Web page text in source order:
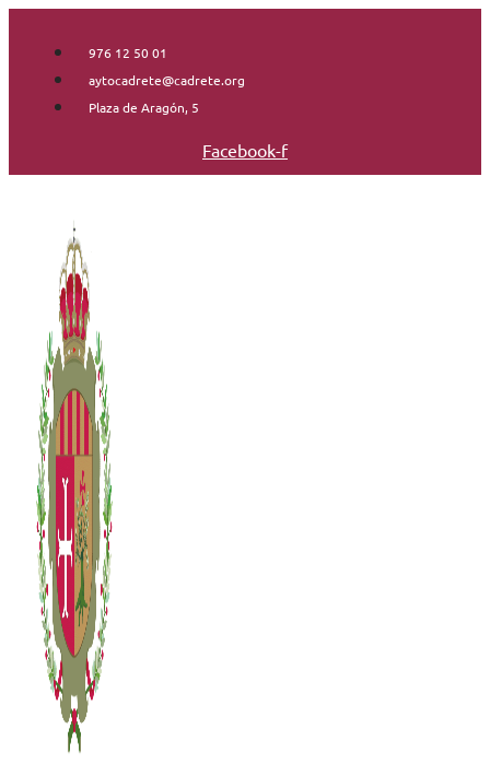
contenido
976 12 50 01
aytocadrete@cadrete.org
Plaza de Aragón, 5
Facebook-f